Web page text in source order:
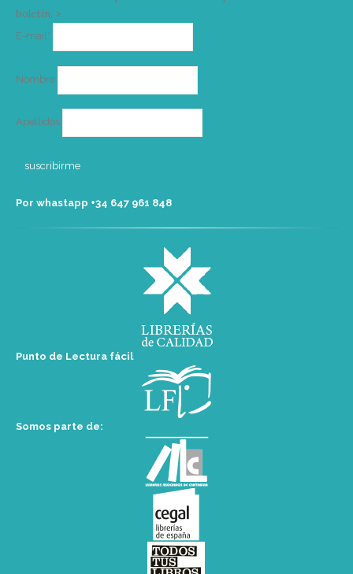
boletín. >
E-mail*
Nombre
Apellidos
Por whastapp +34 ‭647 961 848‬
Punto de Lectura fácil
Somos parte de: